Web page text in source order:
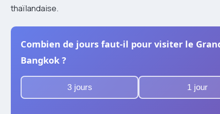
thaïlandaise.
Combien de jours faut-il pour visiter le
Bangkok ?
3 jours 1 jour